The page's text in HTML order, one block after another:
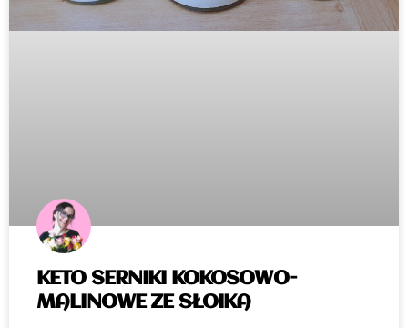
KETO SERNIKI KOKOSOWO-
MALINOWE ZE SŁOIKA